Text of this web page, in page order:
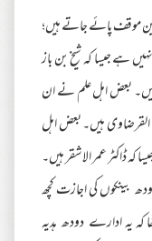
موقف پائے جاتے ہیں؛
ہے جیسا کہ شیخ بن باز
ہیں۔ بعض اہل علم نے ان
القرضاوی ہیں۔ بعض اہل
ڈاکٹر عمر الاشقر ہیں۔
بینکوں کی اجازت کچھ
یہ ادارے دودھ ہدیہ